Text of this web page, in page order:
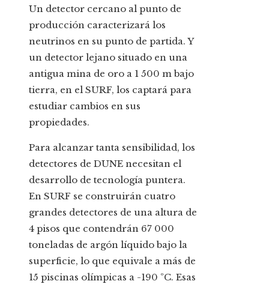
Un detector cercano al punto de
producción caracterizará los
neutrinos en su punto de partida. Y
un detector lejano situado en una
antigua mina de oro a 1 500 m bajo
tierra, en el SURF, los captará para
estudiar cambios en sus
propiedades.
Para alcanzar tanta sensibilidad, los
detectores de DUNE necesitan el
desarrollo de tecnología puntera.
En SURF se construirán cuatro
grandes detectores de una altura de
4 pisos que contendrán 67 000
toneladas de argón líquido bajo la
superficie, lo que equivale a más de
15 piscinas olímpicas a -190 ºC. Esas